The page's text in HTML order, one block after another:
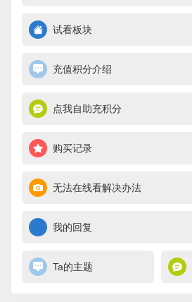
试看板块
充值积分介绍
点我自助充积分
购买记录
无法在线看解决办法
我的回复
Ta的主题